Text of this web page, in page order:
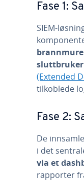
Fase 1:
SIEM-
(Extended
tilkoblede
Fase 2:
De
i det
via et
rapporter